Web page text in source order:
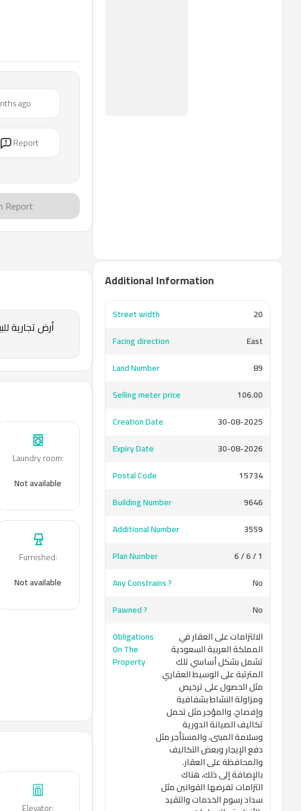
ago
Report
Report
Laundry room:
Not available
Furnished:
Not available
Elevator:
Additional Information
Street width
20
Facing direction
East
Land Number
89
Selling meter price
106.00
Creation Date
30-08-2025
Expiry Date
30-08-2026
Postal Code
15734
Building Number
9646
Additional Number
3559
Plan Number
6 / 6 / 1
Any Constrains ?
No
Pawned ?
No
Obligations
On The
Property
الالتزامات على العقار في
المملكة العربية السعودية
تشمل بشكل أساسي تلك
المترتبة على الوسيط العقاري
مثل الحصول على ترخيص
ومزاولة النشاط بشفافية
وإفصاح، والمؤجر مثل تحمل
تكاليف الصيانة الدورية
وسلامة المبنى، والمستأجر مثل
دفع الإيجار وبعض التكاليف
والمحافظة على العقار.
بالإضافة إلى ذلك، هناك
التزامات تفرضها القوانين مثل
سداد رسوم الخدمات والتقيد